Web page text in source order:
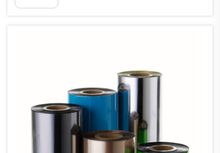
temperaturas superiores a 25 grados Celsius o en